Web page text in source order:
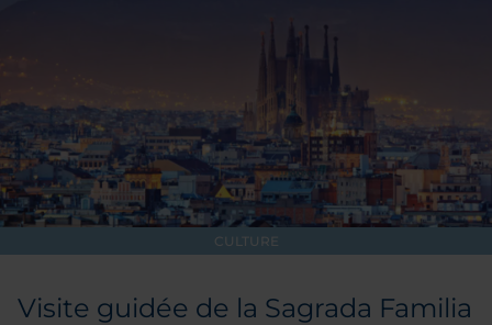
CULTURE
Visite guidée de la Sagrada Familia